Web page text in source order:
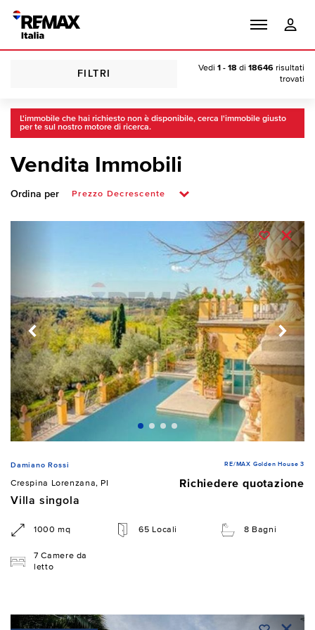
FILTRI
Vedi 1 - 18 di 18646 risultati
trovati
L'immobile che hai richiesto non è disponibile, cerca l'immobile giusto
per te sul nostro motore di ricerca.
Vendita Immobili
Ordina per
Damiano Rossi RE/MAX Golden House 3
Crespina Lorenzana, PI
Richiedere quotazione
Villa singola
1000 mq 65 Locali 8 Bagni
7 Camere da
letto